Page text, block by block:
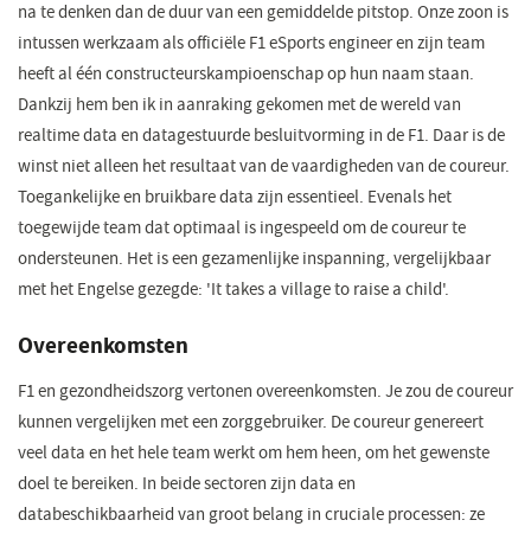
na te denken dan de duur van een gemiddelde pitstop. Onze zoon is
intussen werkzaam als officiële F1 eSports engineer en zijn team
heeft al één constructeurskampioenschap op hun naam staan.
Dankzij hem ben ik in aanraking gekomen met de wereld van
realtime data en datagestuurde besluitvorming in de F1. Daar is de
winst niet alleen het resultaat van de vaardigheden van de coureur.
Toegankelijke en bruikbare data zijn essentieel. Evenals het
toegewijde team dat optimaal is ingespeeld om de coureur te
ondersteunen. Het is een gezamenlijke inspanning, vergelijkbaar
met het Engelse gezegde: 'It takes a village to raise a child'.
Overeenkomsten
F1 en gezondheidszorg vertonen overeenkomsten. Je zou de coureur
kunnen vergelijken met een zorggebruiker. De coureur genereert
veel data en het hele team werkt om hem heen, om het gewenste
doel te bereiken. In beide sectoren zijn data en
databeschikbaarheid van groot belang in cruciale processen: ze